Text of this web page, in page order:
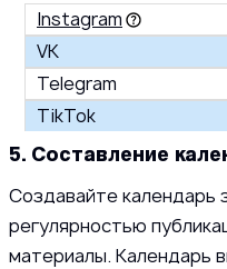
Instagram
VK
Telegram
TikTok
5. Составление
Создавайте календарь
регулярностью
материалы. Календарь